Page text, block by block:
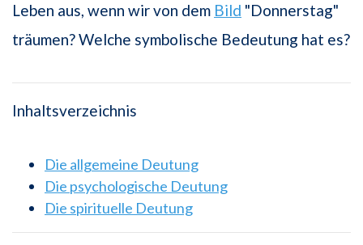
Leben aus, wenn wir von dem Bild "Donnerstag"
träumen? Welche symbolische Bedeutung hat es?
Inhaltsverzeichnis
Die allgemeine Deutung
Die psychologische Deutung
Die spirituelle Deutung